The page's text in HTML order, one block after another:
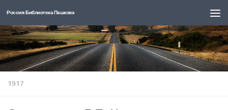
Перейти к содержимому
Россия: Библиотека Пашкова
1917